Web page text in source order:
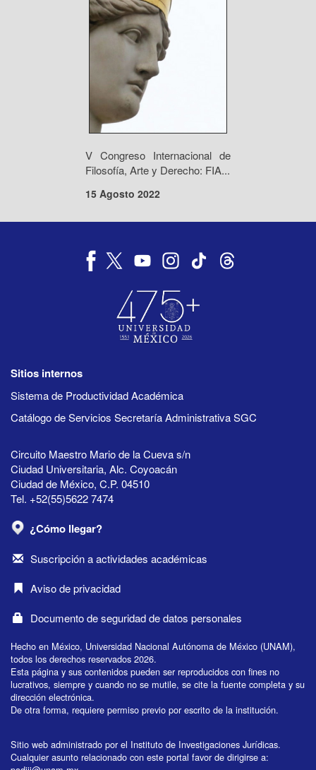
V Congreso Internacional de
Filosofía, Arte y Derecho: FIA...
15 Agosto 2022
Sitios internos
Sistema de Productividad Académica
Catálogo de Servicios Secretaría Administrativa SGC
Circuito Maestro Mario de la Cueva s/n
Ciudad Universitaria, Alc. Coyoacán
Ciudad de México, C.P. 04510
Tel. +52(55)5622 7474
¿Cómo llegar?
Suscripción a actividades académicas
Aviso de privacidad
Documento de seguridad de datos personales
Hecho en México, Universidad Nacional Autónoma de México (UNAM),
todos los derechos reservados 2026.
Esta página y sus contenidos pueden ser reproducidos con fines no
lucrativos, siempre y cuando no se mutile, se cite la fuente completa y su
dirección electrónica.
De otra forma, requiere permiso previo por escrito de la institución.
Sitio web administrado por el Instituto de Investigaciones Jurídicas.
Cualquier asunto relacionado con este portal favor de dirigirse a: